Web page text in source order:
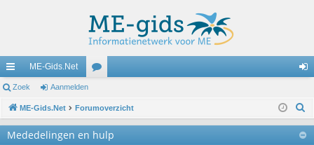
ne
lle
lin
ME-Gids.Net
u
m
m
el
Zoek Aanmelden
ME-Gids.Net Forumoverzicht
Mededelingen en hulp